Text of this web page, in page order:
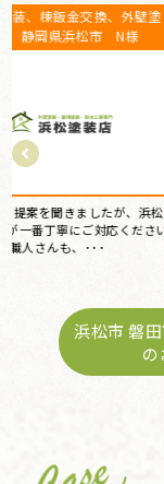
静岡県磐田市 外壁
装 アドグリーン
以前から、外壁のひび割
瓦特有のカビや汚れなど
おり、浜松塗装店さんの
浜松市 磐